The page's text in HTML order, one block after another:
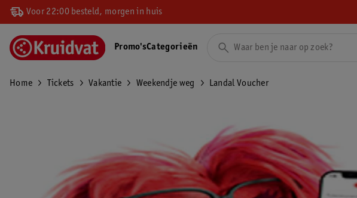
Voor 22:00 besteld, morgen in huis
Promo'sCategorieën
Home Tickets Vakantie Weekendje weg Landal Voucher